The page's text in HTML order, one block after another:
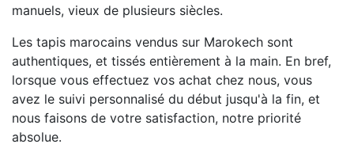
manuels, vieux de plusieurs siècles.
Les tapis marocains vendus sur Marokech sont
authentiques, et tissés entièrement à la main. En bref,
lorsque vous effectuez vos achat chez nous, vous
avez le suivi personnalisé du début jusqu'à la fin, et
nous faisons de votre satisfaction, notre priorité
absolue.